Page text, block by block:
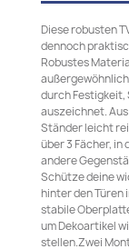
Diese robusten
dennoch
Robustes
durch
auszeichnet.
Ständer leicht
über 3 Fächer, in
andere
Schütze deine
hinter den
stabile
um Dekoartikel
stellen.Zwei